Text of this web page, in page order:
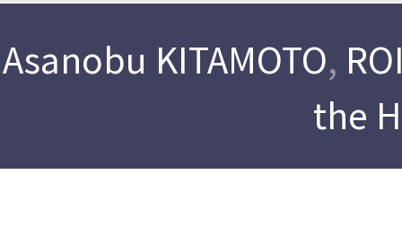
Asanobu KITAMOTO,
the